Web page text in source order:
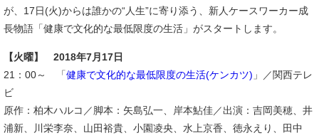
が、17日(火)からは誰かの“人生”に寄り添う、新人ケースワーカー成
長物語「健康で文化的な最低限度の生活」がスタートします。
【火曜】 2018年7月17日
21：00～ 「健康で文化的な最低限度の生活(ケンカツ) 」／関西テレ
ビ
原作：柏木ハルコ／脚本：矢島弘一、岸本鮎佳／出演：吉岡美穂、井
浦新、川栄李奈、山田裕貴、小園凌央、水上京香、徳永えり、田中